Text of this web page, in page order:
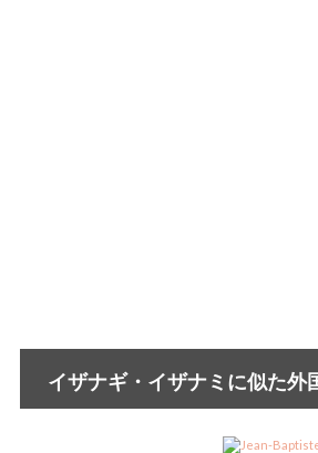
イザナギ・イザナミに似た外